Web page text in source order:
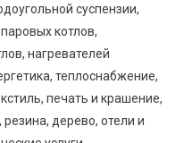
суспензии,
котлов,
нагревателей
теплоснабжение,
печать и крашение,
дерево, отели и